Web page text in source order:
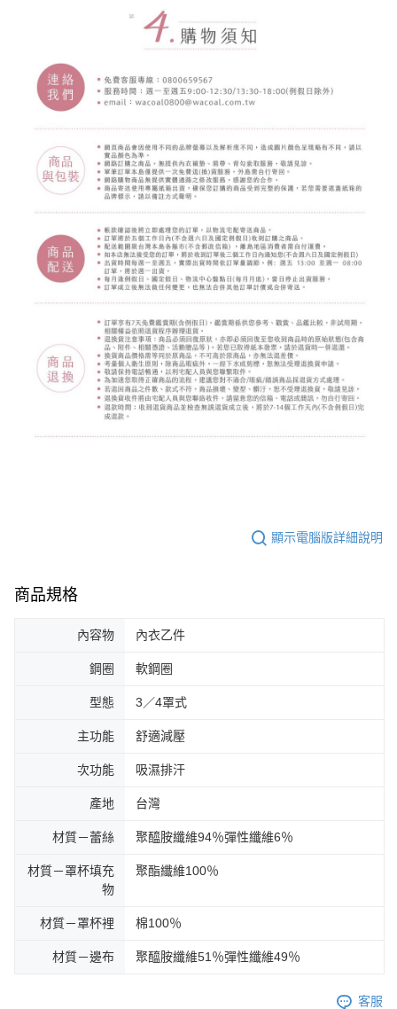
顯示電腦版詳細說明
商品規格
內容物 內衣乙件
鋼圈 軟鋼圈
型態 3／4罩式
主功能 舒適減壓
次功能 吸濕排汗
產地 台灣
材質－蕾絲 聚醯胺纖維94％彈性纖維6％
材質－罩杯填充
物
聚酯纖維100％
材質－罩杯裡 棉100％
材質－邊布 聚醯胺纖維51％彈性纖維49％
客服